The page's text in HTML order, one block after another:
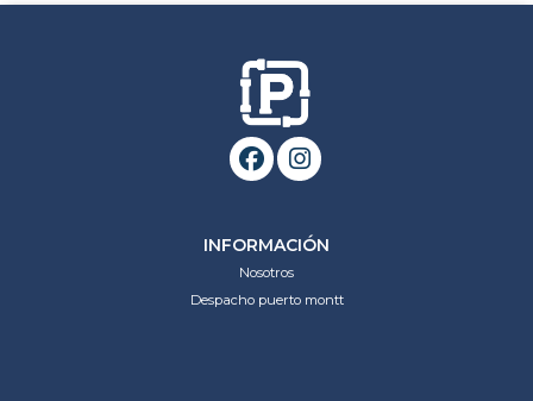
INFORMACIÓN
Nosotros
Despacho puerto montt